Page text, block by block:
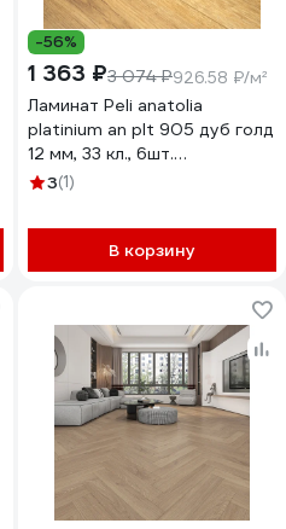
-56%
1 363 ₽3 074 ₽926.58 ₽/м²
Ламинат Peli anatolia
platinium an plt 905 дуб голд
12 мм, 33 кл., 6шт.
УТ-00095383
3(1)
В корзину